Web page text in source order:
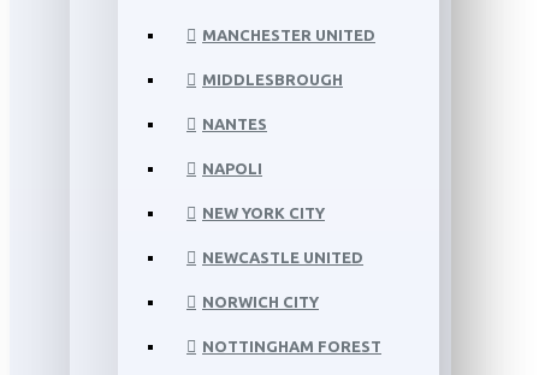
MANCHESTER UNITED
MIDDLESBROUGH
NANTES
NAPOLI
NEW YORK CITY
NEWCASTLE UNITED
NORWICH CITY
NOTTINGHAM FOREST